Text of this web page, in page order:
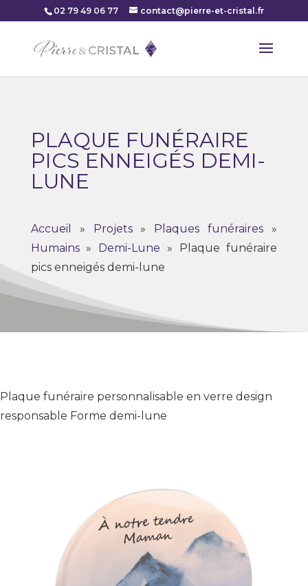
02 79 49 06 77 contact@pierre-et-cristal.fr
PLAQUE FUNÉRAIRE
PICS ENNEIGÉS DEMI-
LUNE
Accueil » Projets» Plaques funéraires »
Humains» Demi-Lune » Plaque funéraire
pics enneigés demi-lune
Plaque funéraire personnalisable en verre design
responsable Forme demi-lune